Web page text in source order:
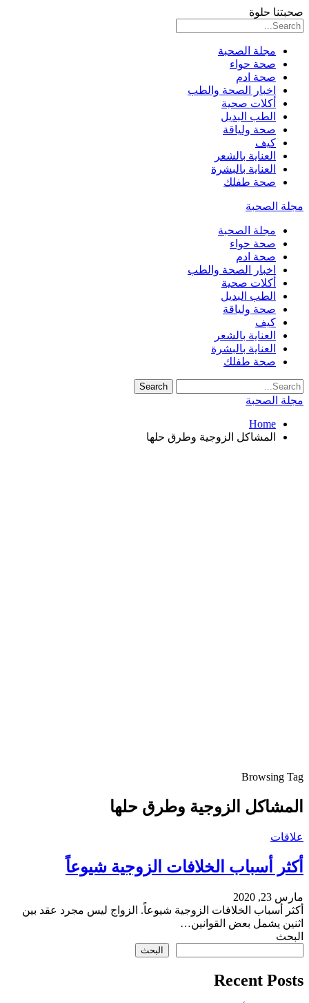
صحبتنا حلوة
مجلة الصحبة
صحة حواء
صحة ادم
اخبار الصحة والطب
أكلات صحية
الطب البديل
صحة ولياقة
كيف
العناية بالشعر
العناية بالبشرة
صحة طفلك
مجلة الصحبة
مجلة الصحبة
صحة حواء
صحة ادم
اخبار الصحة والطب
أكلات صحية
الطب البديل
صحة ولياقة
كيف
العناية بالشعر
العناية بالبشرة
صحة طفلك
مجلة الصحبة
Home
المشاكل الزوجية وطرق حلها
Browsing Tag
المشاكل الزوجية وطرق حلها
علاقات
أكثر أسباب الخلافات الزوجية شيوعاً
مارس 23, 2020
أكثر أسباب الخلافات الزوجية شيوعاً. الزواج ليس مجرد عقد بين
اثنين يشمل بعض القوانين…
البحث
البحث
Recent Posts